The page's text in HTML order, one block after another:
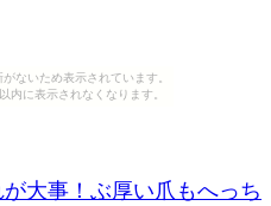
ないため表示されています。
内に表示されなくなります。
大事！ぶ厚い爪もへっち